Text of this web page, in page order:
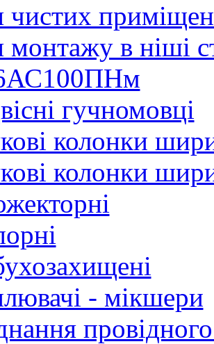
чистих
монтажу в ніші
гучномовці
колонки
колонки
- мікшери
провідного